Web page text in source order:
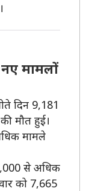
नए मामलों
दिन 9,181
मौत हुई।
मामले
से अधिक
को 7,665